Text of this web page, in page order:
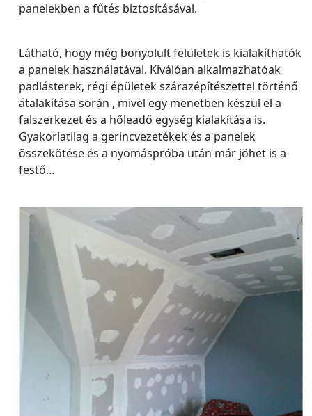
panelekben a fűtés biztosításával.
Látható, hogy még bonyolult felületek is kialakíthatók
a panelek használatával. Kiválóan alkalmazhatóak
padlásterek, régi épületek szárazépítészettel történő
átalakítása során , mivel egy menetben készül el a
falszerkezet és a hőleadő egység kialakítása is.
Gyakorlatilag a gerincvezetékek és a panelek
összekötése és a nyomáspróba után már jöhet is a
festő…